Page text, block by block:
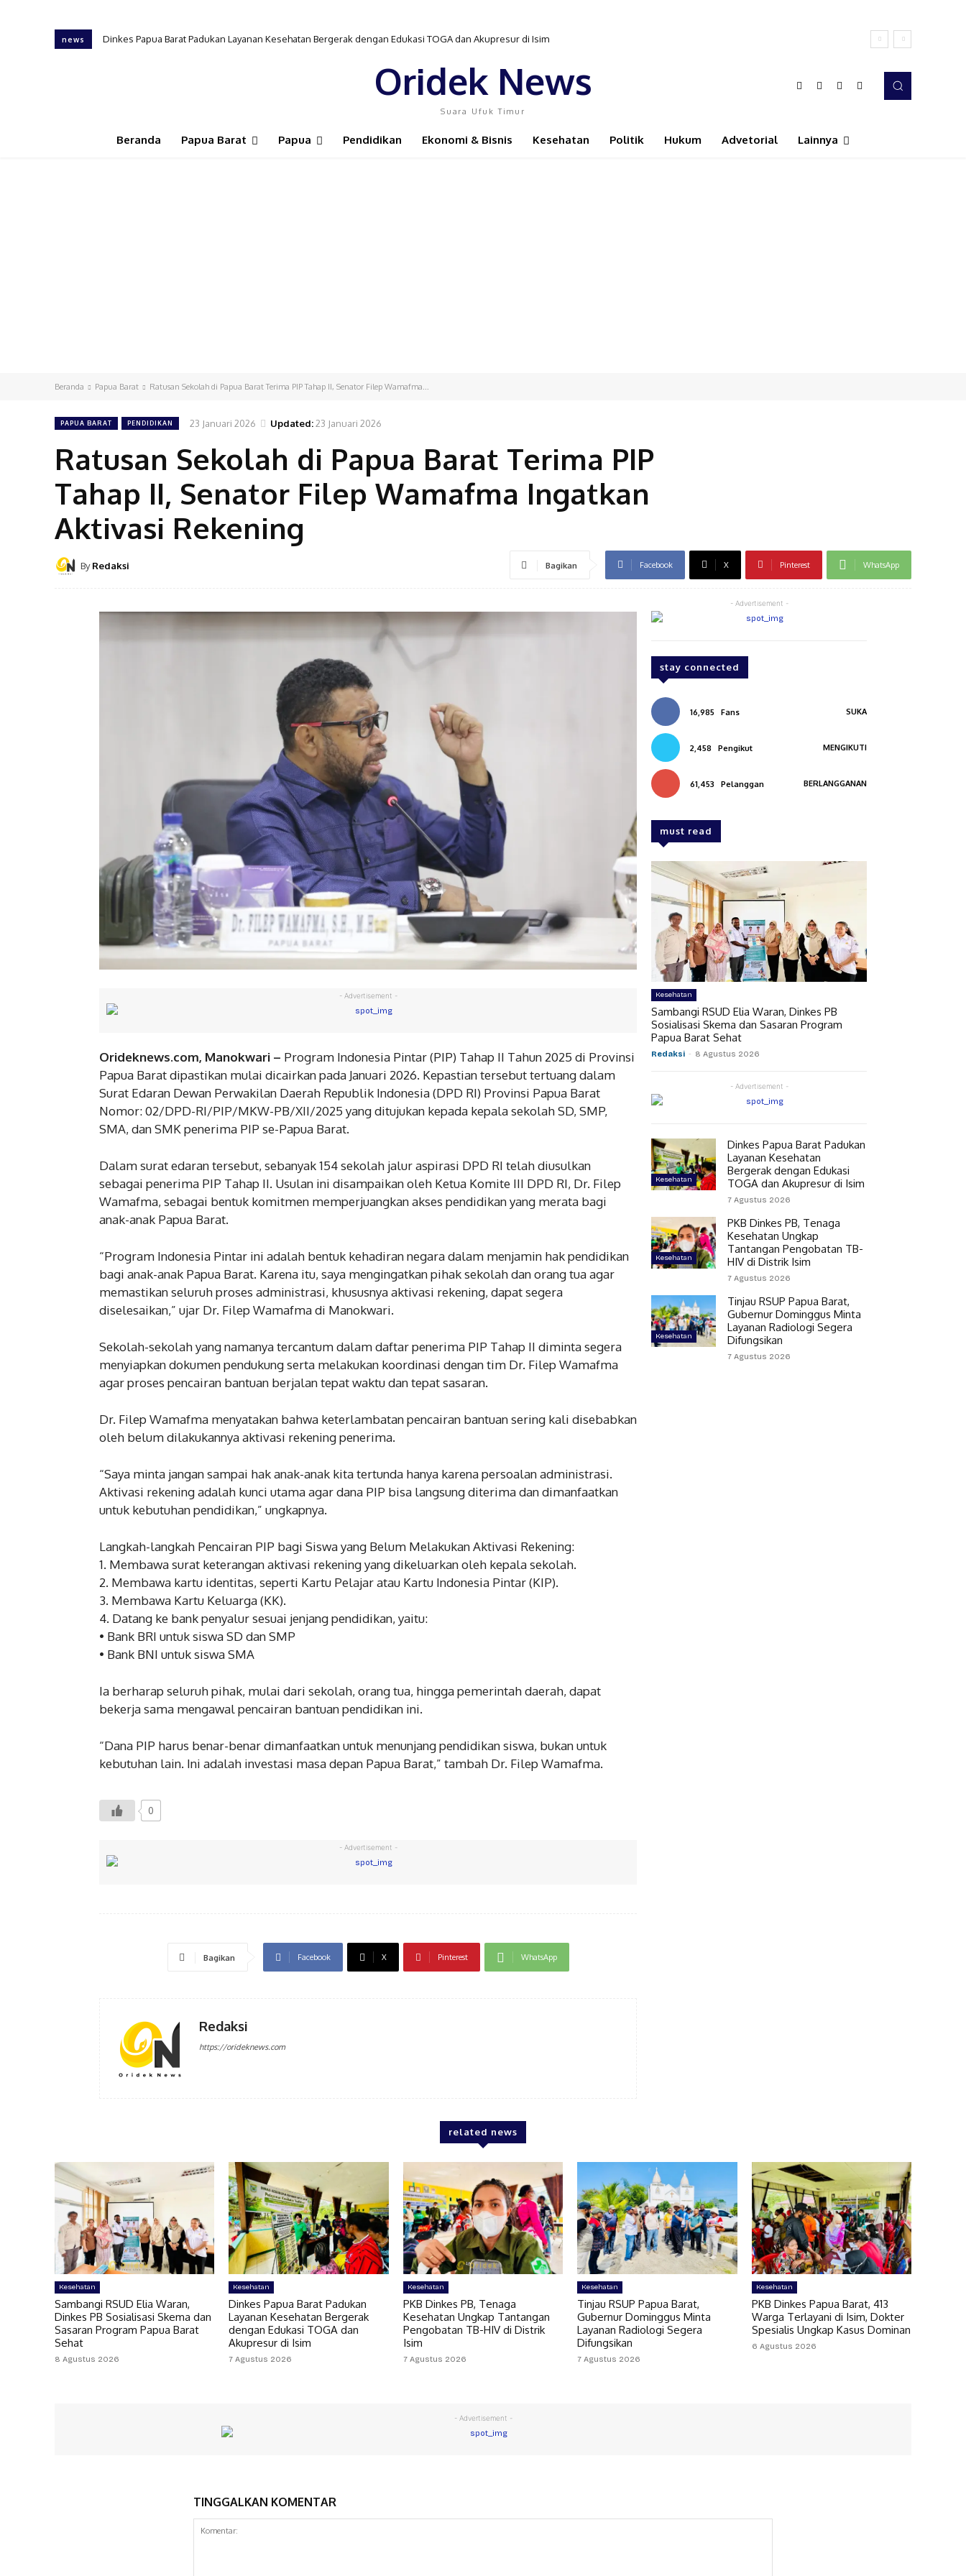
news Dinkes Papua Barat Padukan Layanan Kesehatan Bergerak dengan Edukasi TOGA dan Akupresur di Isim
PKB Dinkes PB, Tenaga Kesehatan Ungkap Tantangan Pengobatan TB-HIV di Distrik Isim
Oridek News
Suara Ufuk Timur
Beranda Papua Barat Papua Pendidikan Ekonomi & Bisnis Kesehatan Politik Hukum Advetorial Lainnya
Beranda Papua Barat Ratusan Sekolah di Papua Barat Terima PIP Tahap II, Senator Filep Wamafma...
PAPUA BARAT PENDIDIKAN 23 Januari 2026 Updated:23 Januari 2026
Ratusan Sekolah di Papua Barat Terima PIP
Tahap II, Senator Filep Wamafma Ingatkan
Aktivasi Rekening
By Redaksi Bagikan Facebook X Pinterest WhatsApp
- Advertisement -
Orideknews.com, Manokwari – Program Indonesia Pintar (PIP) Tahap II Tahun 2025 di Provinsi
Papua Barat dipastikan mulai dicairkan pada Januari 2026. Kepastian tersebut tertuang dalam
Surat Edaran Dewan Perwakilan Daerah Republik Indonesia (DPD RI) Provinsi Papua Barat
Nomor: 02/DPD-RI/PIP/MKW-PB/XII/2025 yang ditujukan kepada kepala sekolah SD, SMP,
SMA, dan SMK penerima PIP se-Papua Barat.
Dalam surat edaran tersebut, sebanyak 154 sekolah jalur aspirasi DPD RI telah diusulkan
sebagai penerima PIP Tahap II. Usulan ini disampaikan oleh Ketua Komite III DPD RI, Dr. Filep
Wamafma, sebagai bentuk komitmen memperjuangkan akses pendidikan yang merata bagi
anak-anak Papua Barat.
“Program Indonesia Pintar ini adalah bentuk kehadiran negara dalam menjamin hak pendidikan
bagi anak-anak Papua Barat. Karena itu, saya mengingatkan pihak sekolah dan orang tua agar
memastikan seluruh proses administrasi, khususnya aktivasi rekening, dapat segera
diselesaikan,” ujar Dr. Filep Wamafma di Manokwari.
Sekolah-sekolah yang namanya tercantum dalam daftar penerima PIP Tahap II diminta segera
menyiapkan dokumen pendukung serta melakukan koordinasi dengan tim Dr. Filep Wamafma
agar proses pencairan bantuan berjalan tepat waktu dan tepat sasaran.
Dr. Filep Wamafma menyatakan bahwa keterlambatan pencairan bantuan sering kali disebabkan
oleh belum dilakukannya aktivasi rekening penerima.
“Saya minta jangan sampai hak anak-anak kita tertunda hanya karena persoalan administrasi.
Aktivasi rekening adalah kunci utama agar dana PIP bisa langsung diterima dan dimanfaatkan
untuk kebutuhan pendidikan,” ungkapnya.
Langkah-langkah Pencairan PIP bagi Siswa yang Belum Melakukan Aktivasi Rekening:
1. Membawa surat keterangan aktivasi rekening yang dikeluarkan oleh kepala sekolah.
2. Membawa kartu identitas, seperti Kartu Pelajar atau Kartu Indonesia Pintar (KIP).
3. Membawa Kartu Keluarga (KK).
4. Datang ke bank penyalur sesuai jenjang pendidikan, yaitu:
• Bank BRI untuk siswa SD dan SMP
• Bank BNI untuk siswa SMA
Ia berharap seluruh pihak, mulai dari sekolah, orang tua, hingga pemerintah daerah, dapat
bekerja sama mengawal pencairan bantuan pendidikan ini.
“Dana PIP harus benar-benar dimanfaatkan untuk menunjang pendidikan siswa, bukan untuk
kebutuhan lain. Ini adalah investasi masa depan Papua Barat,” tambah Dr. Filep Wamafma.
0
- Advertisement -
Bagikan Facebook X Pinterest WhatsApp
Redaksi
https://orideknews.com
- Advertisement -
stay connected
16,985 Fans SUKA
2,458 Pengikut MENGIKUTI
61,453 Pelanggan BERLANGGANAN
must read
Kesehatan
Sambangi RSUD Elia Waran, Dinkes PB
Sosialisasi Skema dan Sasaran Program
Papua Barat Sehat
Redaksi - 8 Agustus 2026
- Advertisement -
Kesehatan
Dinkes Papua Barat Padukan
Layanan Kesehatan
Bergerak dengan Edukasi
TOGA dan Akupresur di Isim
7 Agustus 2026
Kesehatan
PKB Dinkes PB, Tenaga
Kesehatan Ungkap
Tantangan Pengobatan TB-
HIV di Distrik Isim
7 Agustus 2026
Kesehatan
Tinjau RSUP Papua Barat,
Gubernur Dominggus Minta
Layanan Radiologi Segera
Difungsikan
7 Agustus 2026
related news
Kesehatan
Sambangi RSUD Elia Waran,
Dinkes PB Sosialisasi Skema dan
Sasaran Program Papua Barat
Sehat
8 Agustus 2026
Kesehatan
Dinkes Papua Barat Padukan
Layanan Kesehatan Bergerak
dengan Edukasi TOGA dan
Akupresur di Isim
7 Agustus 2026
Kesehatan
PKB Dinkes PB, Tenaga
Kesehatan Ungkap Tantangan
Pengobatan TB-HIV di Distrik
Isim
7 Agustus 2026
Kesehatan
Tinjau RSUP Papua Barat,
Gubernur Dominggus Minta
Layanan Radiologi Segera
Difungsikan
7 Agustus 2026
Kesehatan
PKB Dinkes Papua Barat, 413
Warga Terlayani di Isim, Dokter
Spesialis Ungkap Kasus Dominan
6 Agustus 2026
- Advertisement -
TINGGALKAN KOMENTAR